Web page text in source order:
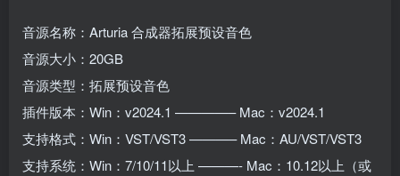
音源名称：Arturia 合成器拓展预设音色
音源大小：20GB
音源类型：拓展预设音色
插件版本：Win：v2024.1 ————– Mac：v2024.1
支持格式：Win：VST/VST3 ———– Mac：AU/VST/VST3
支持系统：Win：7/10/11以上 ———- Mac：10.12以上（或